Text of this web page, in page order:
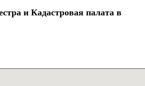
и Кадастровая палата в